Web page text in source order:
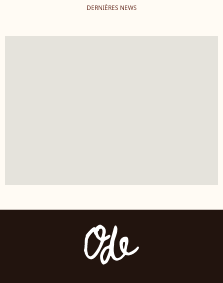
DERNIÈRES NEWS